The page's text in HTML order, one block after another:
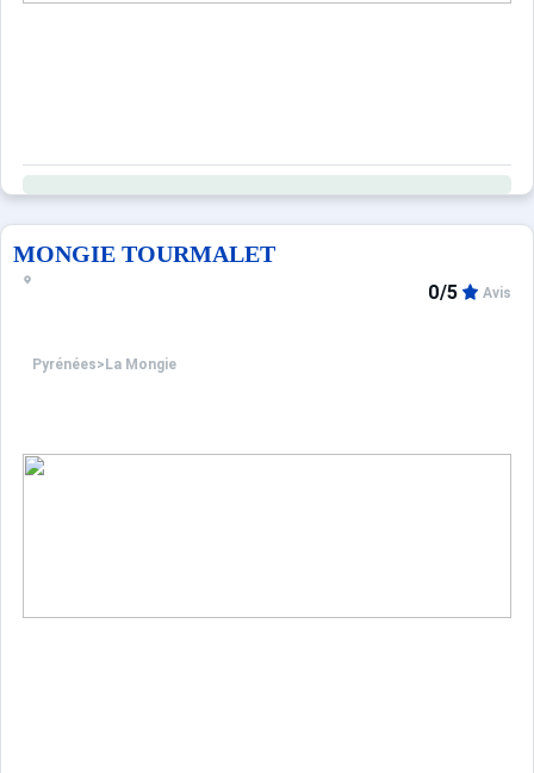
MONGIE TOURMALET
Pyrénées> La Mongie
0/5 Avis